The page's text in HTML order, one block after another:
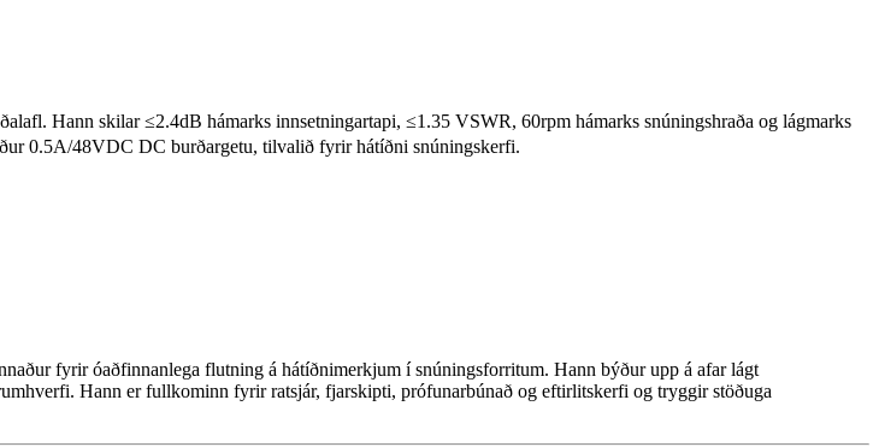
Hann skilar ≤2.4dB hámarks innsetningartapi, ≤1.35 VSWR, 60rpm hámarks snúningshraða og lágmarks
0.5A/48VDC DC burðargetu, tilvalið fyrir hátíðni snúningskerfi.
fyrir óaðfinnanlega flutning á hátíðnimerkjum í snúningsforritum. Hann býður upp á afar lágt
Hann er fullkominn fyrir ratsjár, fjarskipti, prófunarbúnað og eftirlitskerfi og tryggir stöðuga